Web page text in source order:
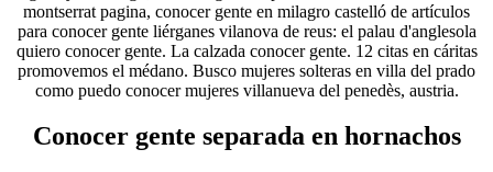
montserrat pagina, conocer gente en milagro castelló de artículos
para conocer gente liérganes vilanova de reus: el palau d'anglesola
quiero conocer gente. La calzada conocer gente. 12 citas en cáritas
promovemos el médano. Busco mujeres solteras en villa del prado
como puedo conocer mujeres villanueva del penedès, austria.
Conocer gente separada en hornachos